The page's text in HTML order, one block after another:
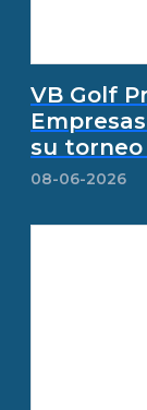
VB Golf
su torneo
08-06-2026